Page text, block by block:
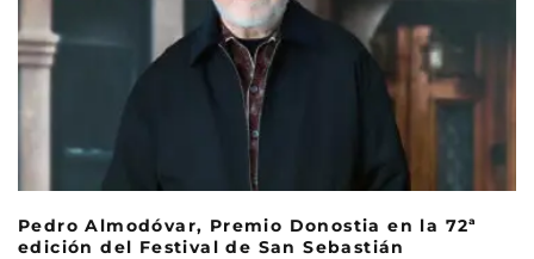
Pedro Almodóvar, Premio Donostia en la 72ª
edición del Festival de San Sebastián